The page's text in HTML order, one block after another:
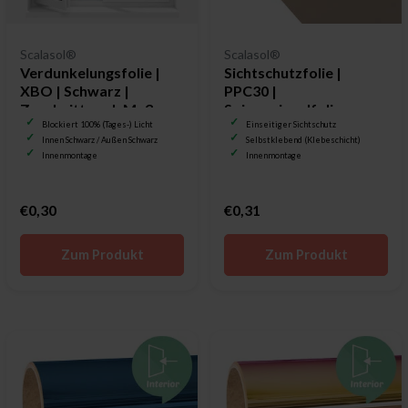
Scalasol®
Verdunkelungsfolie |
XBO | Schwarz |
Zuschnitt nach Maß
Blockiert 100% (Tages-) Licht
Innen Schwarz / Außen Schwarz
Innenmontage
€0,30
Zum Produkt
Scalasol®
Sichtschutzfolie |
PPC30 |
Spionspiegelfolie
Bronze | Zuschnitt nach
Maß
Einseitiger Sichtschutz
Selbstklebend (Klebeschicht)
Innenmontage
€0,31
Zum Produkt